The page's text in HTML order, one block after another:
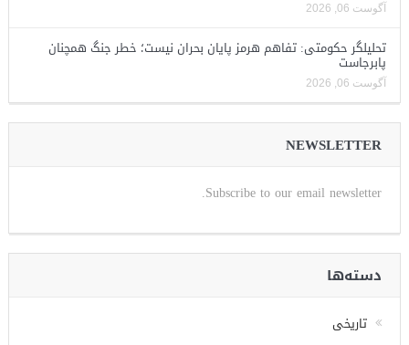
آگوست 06, 2026
تحلیلگر حکومتی: تفاهم هرمز پایان بحران نیست؛ خطر جنگ همچنان
پابرجاست
آگوست 06, 2026
NEWSLETTER
Subscribe to our email newsletter.
دسته‌ها
تاریخی